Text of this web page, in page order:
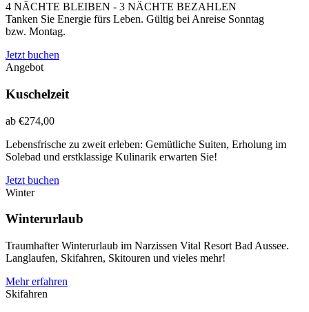
4 NÄCHTE BLEIBEN - 3 NÄCHTE BEZAHLEN
Tanken Sie Energie fürs Leben. Gültig bei Anreise Sonntag
bzw. Montag.
Jetzt buchen
Angebot
Kuschelzeit
ab €274,00
Lebensfrische zu zweit erleben: Gemütliche Suiten, Erholung im
Solebad und erstklassige Kulinarik erwarten Sie!
Jetzt buchen
Winter
Winterurlaub
Traumhafter Winterurlaub im Narzissen Vital Resort Bad Aussee.
Langlaufen, Skifahren, Skitouren und vieles mehr!
Mehr erfahren
Skifahren